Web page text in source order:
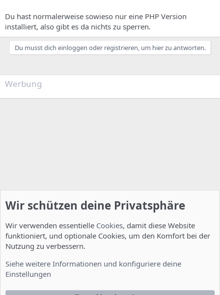
Du hast normalerweise sowieso nur eine PHP Version
installiert, also gibt es da nichts zu sperren.
Du musst dich einloggen oder registrieren, um hier zu antworten.
Werbung
Wir schützen deine Privatsphäre
Wir verwenden essentielle Cookies, damit diese Website
funktioniert, und optionale Cookies, um den Komfort bei der
Nutzung zu verbessern.
Siehe weitere Informationen und konfiguriere deine
Einstellungen